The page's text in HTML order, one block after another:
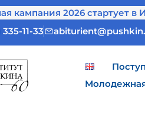
кампания 2026 стартует в
11-33